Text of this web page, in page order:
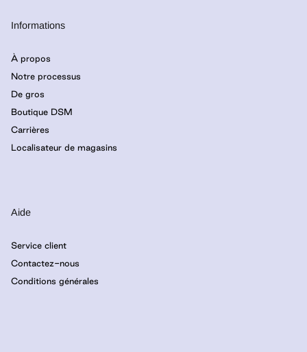
Informations
À propos
Notre processus
De gros
Boutique DSM
Carrières
Localisateur de magasins
Aide
Service client
Contactez-nous
Conditions générales